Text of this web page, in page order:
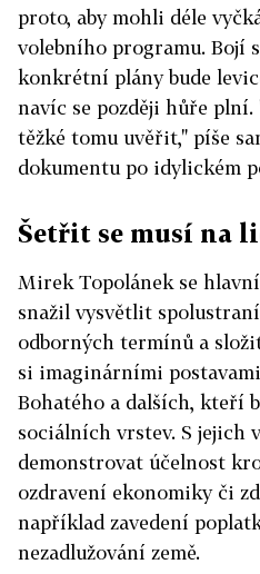
proto, aby mohli déle
volebního programu. Bojí
konkrétní plány bude
navíc se později hůře
těžké tomu uvěřit," píše
dokumentu po idylickém
Šetřit se musí na
Mirek Topolánek se
snažil vysvětlit
odborných termínů a
si imaginárními
Bohatého a dalších, kteří
sociálních vrstev. S jejich
demonstrovat účelnost
ozdravení ekonomiky či
například zavedení
nezadlužování země.